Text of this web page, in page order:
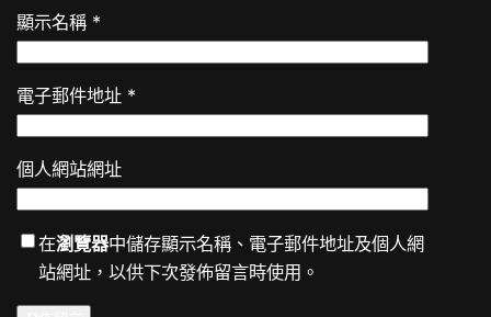
顯示名稱 *
電子郵件地址 *
個人網站網址
在瀏覽器中儲存顯示名稱、電子郵件地址及個人網
站網址，以供下次發佈留言時使用。